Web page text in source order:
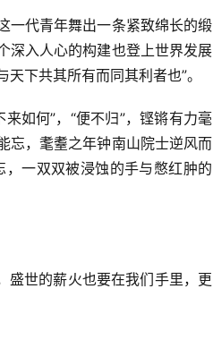
一代青年舞出一条紧致绵长的缎
深入人心的构建也登上世界发展
下共其所有而同其利者也”。
如何”，“便不归”，铿锵有力毫
忘，耄耋之年钟南山院士逆风而
一双双被浸蚀的手与憋红肿的
盛世的薪火也要在我们手里，更